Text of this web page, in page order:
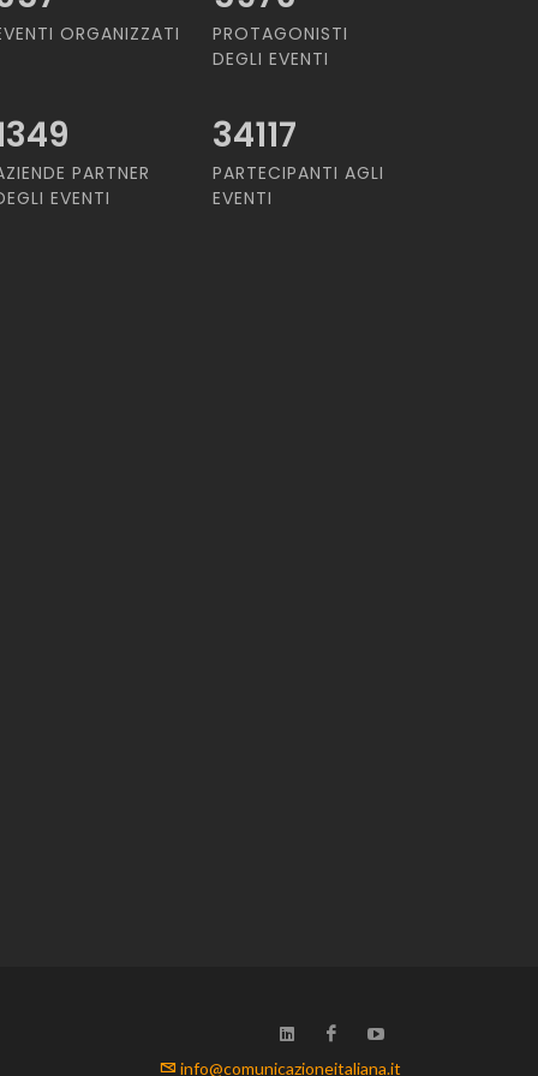
ORGANIZZATI
PROTAGONISTI
DEGLI EVENTI
PARTNER
EVENTI
34117
PARTECIPANTI AGLI
EVENTI
info@comunicazioneitaliana.it